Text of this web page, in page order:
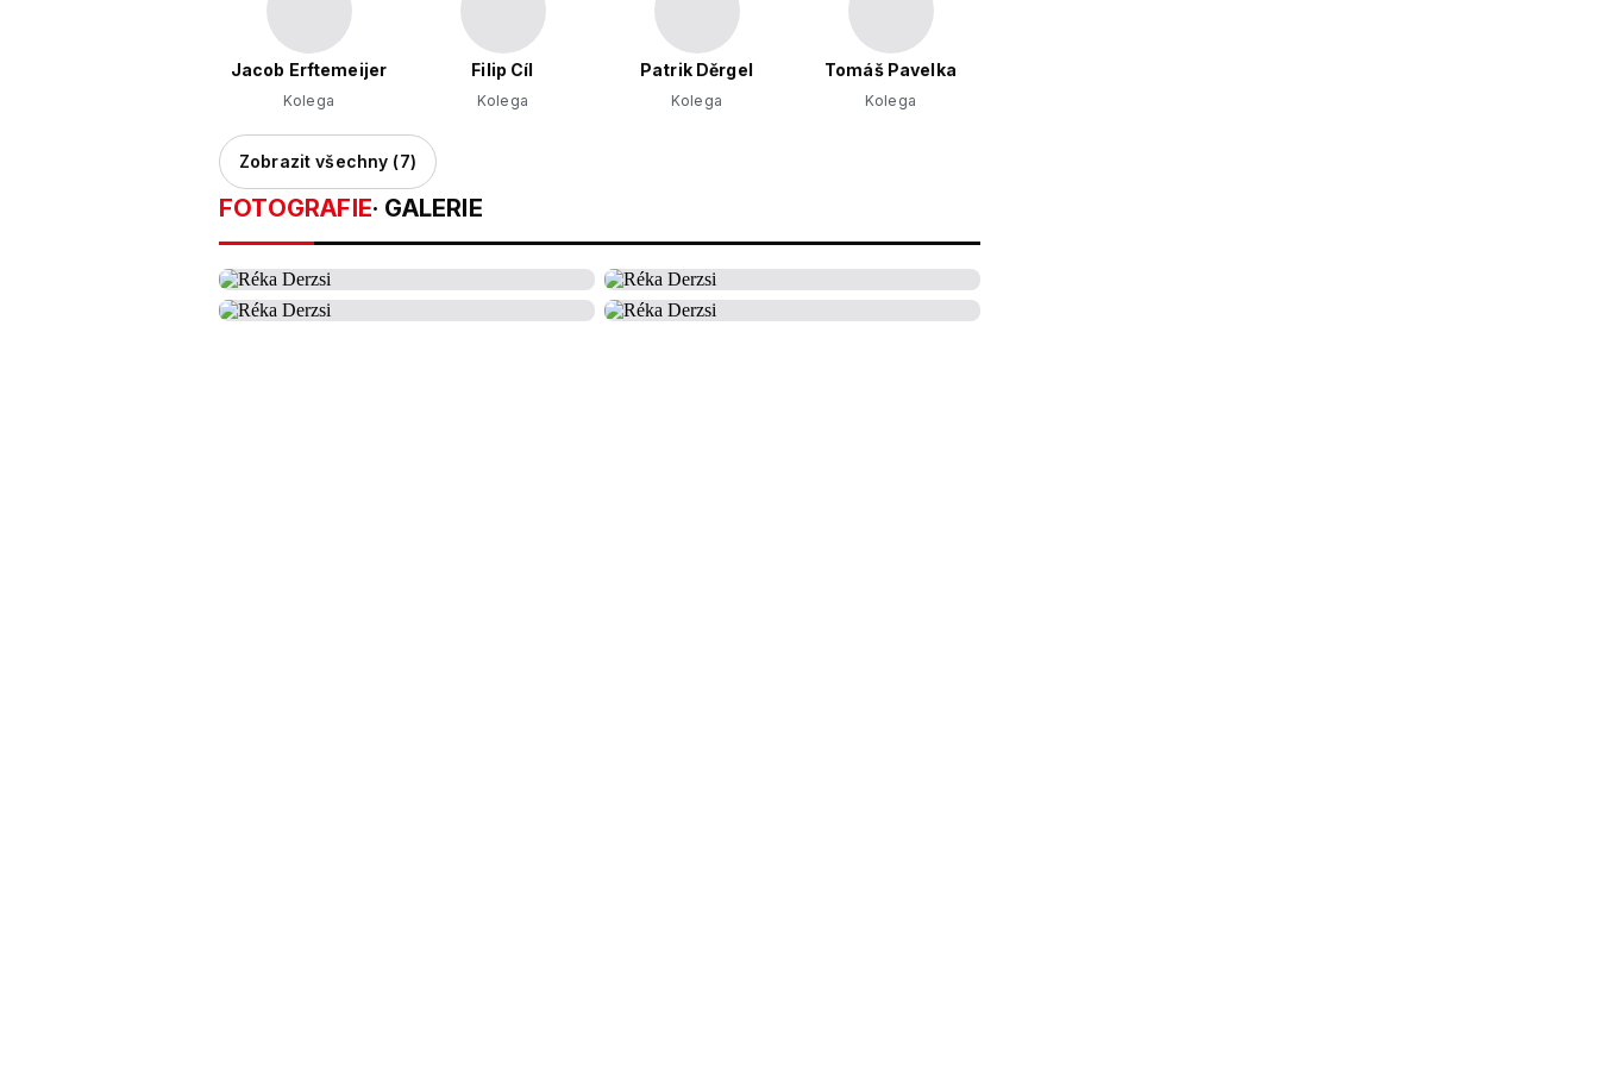
Jacob Erftemeijer
Kolega
Filip Cíl
Kolega
Patrik Děrgel
Kolega
Tomáš Pavelka
Kolega
Zobrazit všechny (7)
FOTOGRAFIE· GALERIE